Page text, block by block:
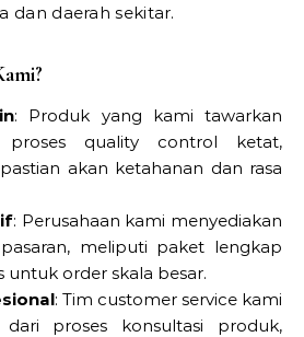
dan daerah sekitar.
: Produk yang kami tawarkan
proses quality control ketat,
akan ketahanan dan rasa
: Perusahaan kami menyediakan
meliputi paket lengkap
untuk order skala besar.
: Tim customer service kami
proses konsultasi produk,